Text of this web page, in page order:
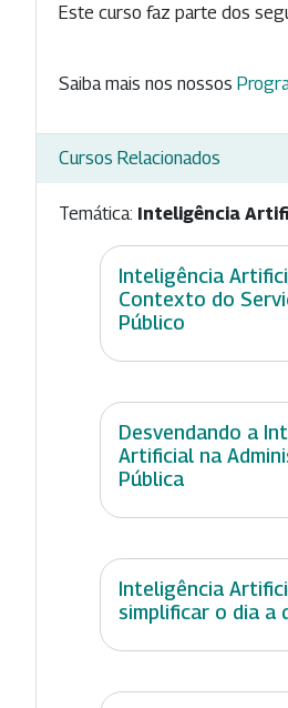
Este curso faz parte dos
Saiba mais nos nossos
Cursos Relacionados
Temática: Inteligência
Inteligência
Contexto do
Público
Desvendando a
Artificial na
Pública
Inteligência
simplificar o dia a